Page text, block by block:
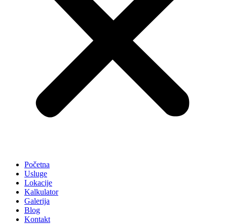
Početna
Usluge
Lokacije
Kalkulator
Galerija
Blog
Kontakt